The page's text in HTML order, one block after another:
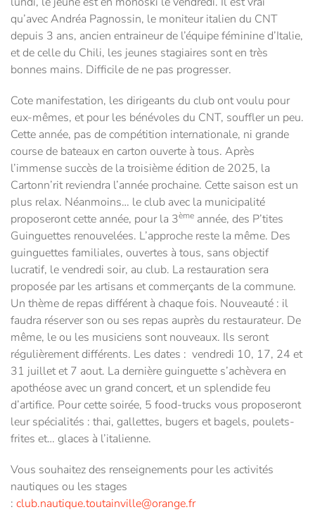
qu’avec Andréa Pagnossin, le moniteur italien du CNT
depuis 3 ans, ancien entraineur de l’équipe féminine d’Italie,
et de celle du Chili, les jeunes stagiaires sont en très
bonnes mains. Difficile de ne pas progresser.
Cote manifestation, les dirigeants du club ont voulu pour
eux-mêmes, et pour les bénévoles du CNT, souffler un peu.
Cette année, pas de compétition internationale, ni grande
course de bateaux en carton ouverte à tous. Après
l’immense succès de la troisième édition de 2025, la
Cartonn’rit reviendra l’année prochaine. Cette saison est un
plus relax. Néanmoins… le club avec la municipalité
proposeront cette année, pour la 3ème année, des P’tites
Guinguettes renouvelées. L’approche reste la même. Des
guinguettes familiales, ouvertes à tous, sans objectif
lucratif, le vendredi soir, au club. La restauration sera
proposée par les artisans et commerçants de la commune.
Un thème de repas différent à chaque fois. Nouveauté : il
faudra réserver son ou ses repas auprès du restaurateur. De
même, le ou les musiciens sont nouveaux. Ils seront
régulièrement différents. Les dates : vendredi 10, 17, 24 et
31 juillet et 7 aout. La dernière guinguette s’achèvera en
apothéose avec un grand concert, et un splendide feu
d’artifice. Pour cette soirée, 5 food-trucks vous proposeront
leur spécialités : thai, gallettes, bugers et bagels, poulets-
frites et… glaces à l’italienne.
Vous souhaitez des renseignements pour les activités
nautiques ou les stages
: club.nautique.toutainville@orange.fr